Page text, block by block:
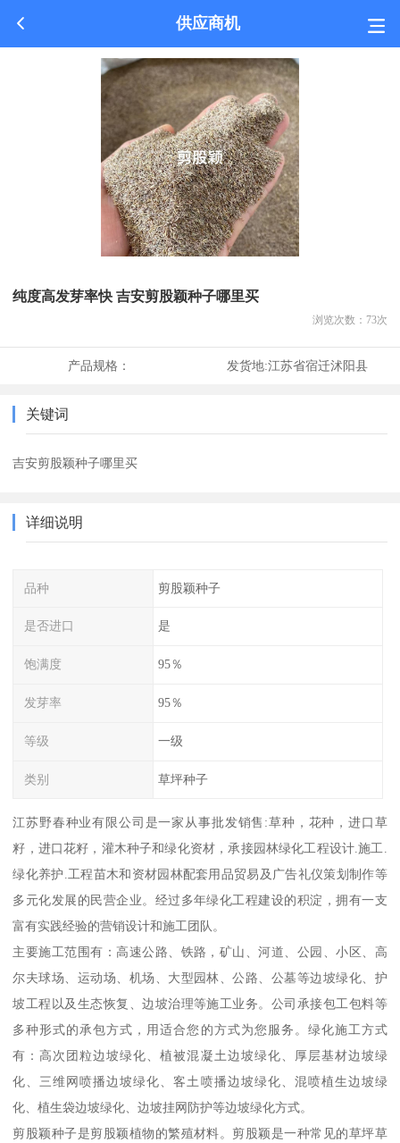
供应商机
纯度高发芽率快 吉安剪股颖种子哪里买
浏览次数： 73次
产品规格： 发货地:江苏省宿迁沭阳县
关键词
吉安剪股颖种子哪里买
详细说明
品种 剪股颖种子
是否进口 是
饱满度 95％
发芽率 95％
等级 一级
类别 草坪种子
江苏野春种业有限公司是一家从事批发销售:草种，花种，进口草
籽，进口花籽，灌木种子和绿化资材，承接园林绿化工程设计.施工.
绿化养护.工程苗木和资材园林配套用品贸易及广告礼仪策划制作等
多元化发展的民营企业。经过多年绿化工程建设的积淀，拥有一支
富有实践经验的营销设计和施工团队。
主要施工范围有：高速公路、铁路，矿山、河道、公园、小区、高
尔夫球场、运动场、机场、大型园林、公路、公墓等边坡绿化、护
坡工程以及生态恢复、边坡治理等施工业务。公司承接包工包料等
多种形式的承包方式，用适合您的方式为您服务。绿化施工方式
有：高次团粒边坡绿化、植被混凝土边坡绿化、厚层基材边坡绿
化、三维网喷播边坡绿化、客土喷播边坡绿化、混喷植生边坡绿
化、植生袋边坡绿化、边坡挂网防护等边坡绿化方式。
剪股颖种子是剪股颖植物的繁殖材料。剪股颖是一种常见的草坪草